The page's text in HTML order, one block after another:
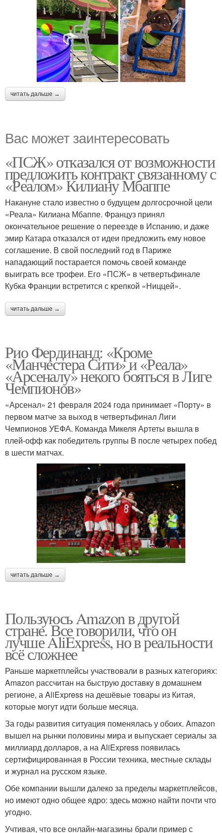
читать дальше →
Вас может заинтересовать
«ПСЖ» отказался от возможности
предложить контракт связанному с
«Реалом» Килиану Мбаппе
Накануне стало известно о будущем долгосрочной цели
«Реала» Килиана Мбаппе. Француз принял
окончательное решение о переезде в Испанию, и даже
эмир Катара отказался от идеи предложить ему новое
соглашение. В свой последний год в Париже
нападающий постарается помочь своей команде
выиграть все трофеи. Его «ПСЖ» в четвертьфинале
Кубка Франции встретится с крепкой «Ниццей».
читать дальше →
Рио Фердинанд: «Кроме
«Манчестера Сити» и «Реала»
«Арсеналу» некого бояться в Лиге
Чемпионов»
«Арсенал» 21 февраля 2024 года принимает «Порту» в
первом матче за выход в четвертьфинал Лиги
Чемпионов УЕФА. Команда Микеля Артеты вышла в
плей-офф как победитель группы B после четырех побед
в шести матчах.
читать дальше →
Пользуюсь Amazon в другой
стране. Все говорили, что он
лучше AliExpress, но в реальности
всё сложнее
Раньше маркетплейсы участвовали в разных категориях:
Amazon рассчитан на быструю доставку в домашнем
регионе, а AliExpress на дешёвые товары из Китая,
которые могут идти больше месяца.
За годы развития ситуация поменялась у обоих. Amazon
вышел на рынки половины мира и выпускает сериалы за
миллиард долларов, а на AliExpress появилась
сертифицированная в России техника, местные склады
и журнал на русском языке.
Обе компании вышли далеко за пределы маркетплейсов,
но имеют одно общее ядро: здесь можно найти почти что
угодно.
Учтивая, что все онлайн-магазины брали пример с